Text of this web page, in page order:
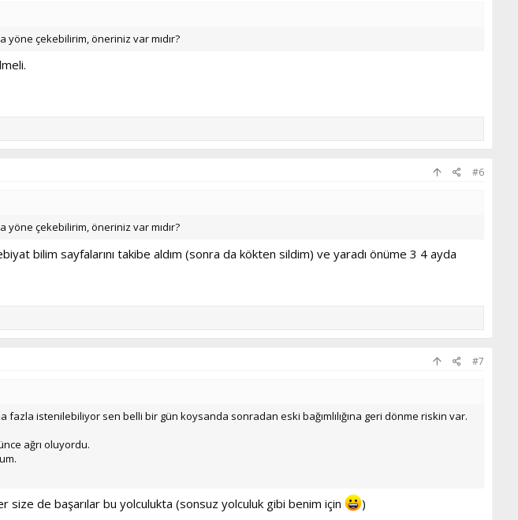
yöne çekebilirim, öneriniz var mıdır?
#6
yöne çekebilirim, öneriniz var mıdır?
bilim sayfalarını takibe aldım (sonra da kökten sildim) ve yaradı önüme 3 4 ayda
#7
istenilebiliyor sen belli bir gün koysanda sonradan eski bağımlılığına geri dönme riskin var.
ağrı oluyordu.
size de başarılar bu yolculukta (sonsuz yolculuk gibi benim için )